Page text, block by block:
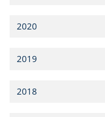
2020
2019
2018